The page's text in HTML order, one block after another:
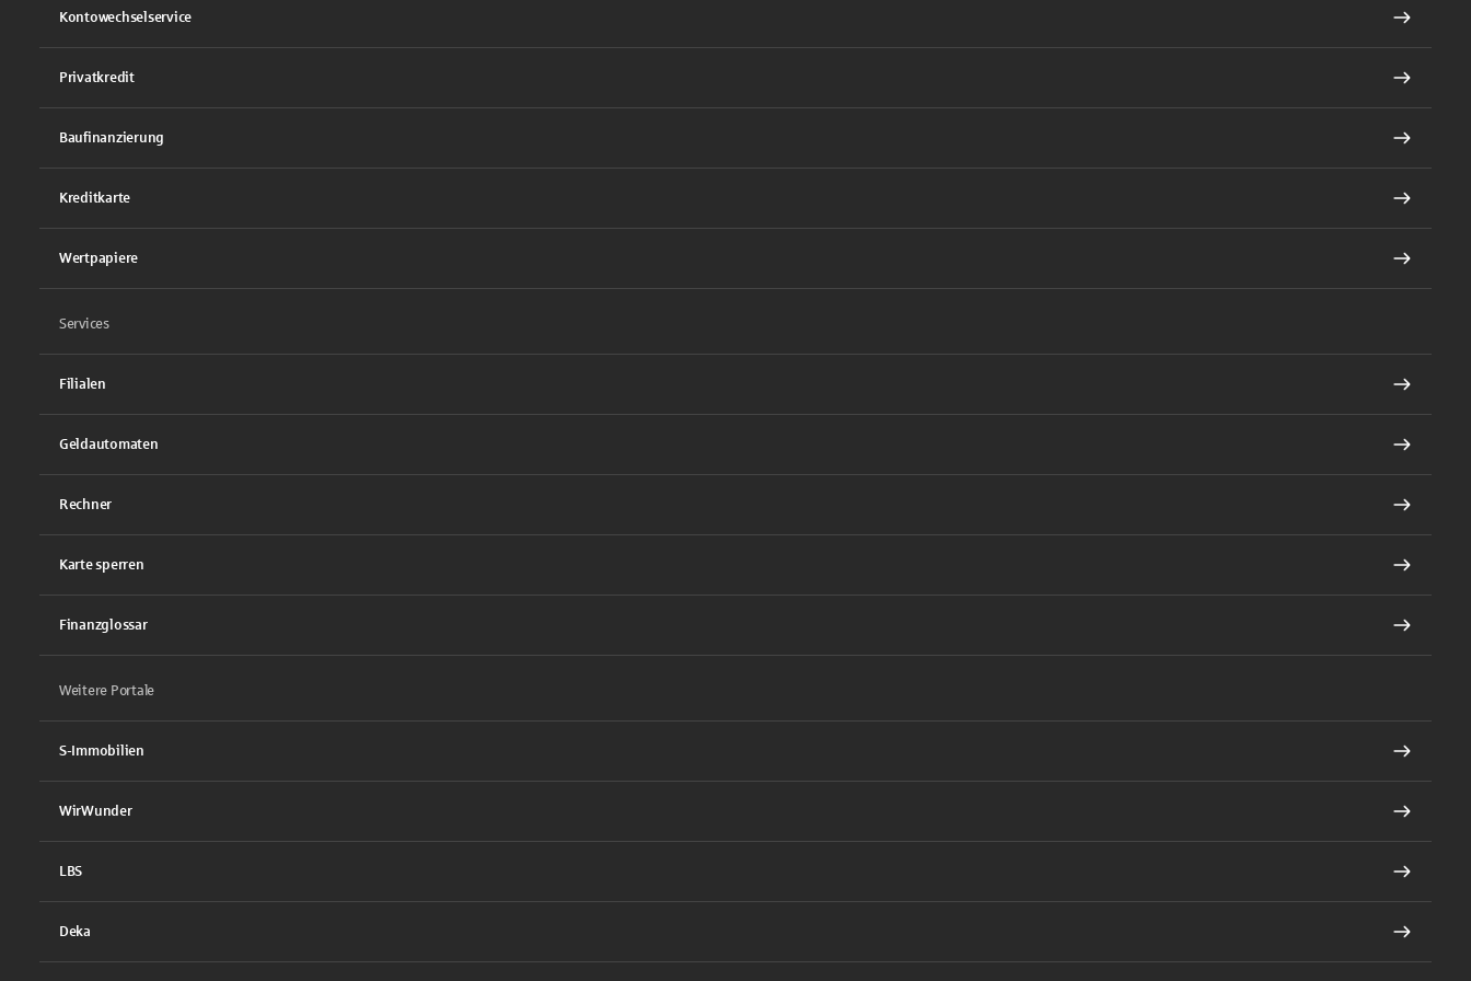
Kontowechselservice
Privatkredit
Baufinanzierung
Kreditkarte
Wertpapiere
Services
Filialen
Geldautomaten
Rechner
Karte sperren
Finanzglossar
Weitere Portale
S-Immobilien
WirWunder
LBS
Deka